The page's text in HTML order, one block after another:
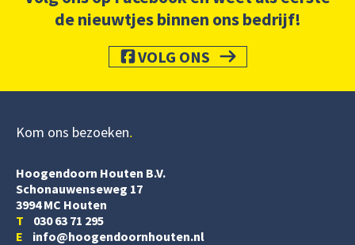
de nieuwtjes binnen ons bedrijf!
VOLG ONS
Kom ons bezoeken
Hoogendoorn Houten B.V.
Schonauwenseweg 17
3994 MC Houten
T 030 63 71 295
E info@hoogendoornhouten.nl